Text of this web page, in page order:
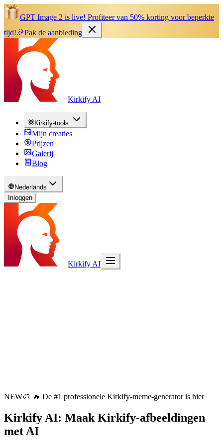
GPT Image 2 is live! Profiteer van 50% korting voor beperkte
tijd!🎉Pak de aanbieding
Kirkify AI
Kirkify-tools
Mijn creaties
Prijzen
Galerij
Blog
Nederlands
Inloggen
Kirkify AI
NEW🎨 🔥 De #1 professionele Kirkify-meme-generator is hier
Kirkify AI: Maak Kirkify-afbeeldingen
met AI